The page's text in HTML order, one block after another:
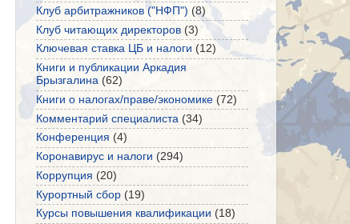
Клуб арбитражников ("НФП") (8)
Клуб читающих директоров (3)
Ключевая ставка ЦБ и налоги (12)
Книги и публикации Аркадия
Брызгалина (62)
Книги о налогах/праве/экономике (72)
Комментарий специалиста (34)
Конференция (4)
Коронавирус и налоги (294)
Коррупция (20)
Курортный сбор (19)
Курсы повышения квалификации (18)